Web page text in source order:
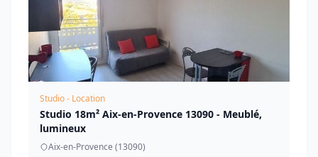
Studio - Location
Studio 18m² Aix-en-Provence 13090 - Meublé,
lumineux
Aix-en-Provence (13090)